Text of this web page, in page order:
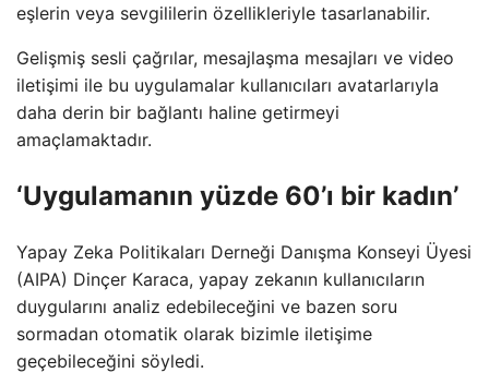
eşlerin veya sevgililerin özellikleriyle tasarlanabilir.
Gelişmiş sesli çağrılar, mesajlaşma mesajları ve video
iletişimi ile bu uygulamalar kullanıcıları avatarlarıyla
daha derin bir bağlantı haline getirmeyi
amaçlamaktadır.
‘Uygulamanın yüzde 60’ı bir kadın’
Yapay Zeka Politikaları Derneği Danışma Konseyi Üyesi
(AIPA) Dinçer Karaca, yapay zekanın kullanıcıların
duygularını analiz edebileceğini ve bazen soru
sormadan otomatik olarak bizimle iletişime
geçebileceğini söyledi.